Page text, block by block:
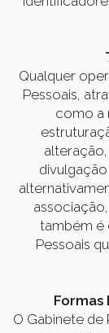
Qualquer
Pessoais,
como a
também é
Pessoais
Formas
O Gabinete de